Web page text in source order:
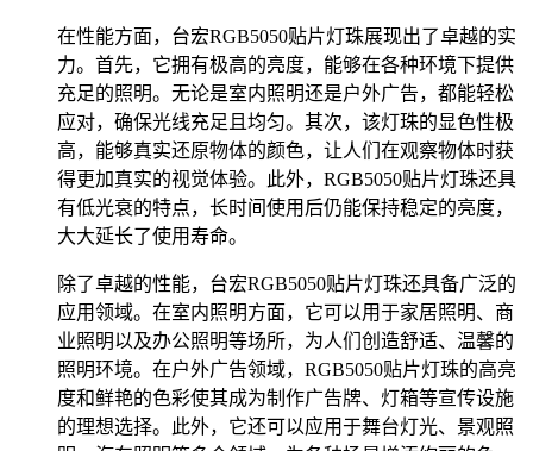
在性能方面，台宏RGB5050贴片灯珠展现出了卓越的实
力。首先，它拥有极高的亮度，能够在各种环境下提供
充足的照明。无论是室内照明还是户外广告，都能轻松
应对，确保光线充足且均匀。其次，该灯珠的显色性极
高，能够真实还原物体的颜色，让人们在观察物体时获
得更加真实的视觉体验。此外，RGB5050贴片灯珠还具
有低光衰的特点，长时间使用后仍能保持稳定的亮度，
大大延长了使用寿命。
除了卓越的性能，台宏RGB5050贴片灯珠还具备广泛的
应用领域。在室内照明方面，它可以用于家居照明、商
业照明以及办公照明等场所，为人们创造舒适、温馨的
照明环境。在户外广告领域，RGB5050贴片灯珠的高亮
度和鲜艳的色彩使其成为制作广告牌、灯箱等宣传设施
的理想选择。此外，它还可以应用于舞台灯光、景观照